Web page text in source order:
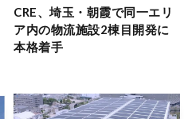
CRE、埼玉・朝霞で同一エリ
ア内の物流施設2棟目開発に
本格着手